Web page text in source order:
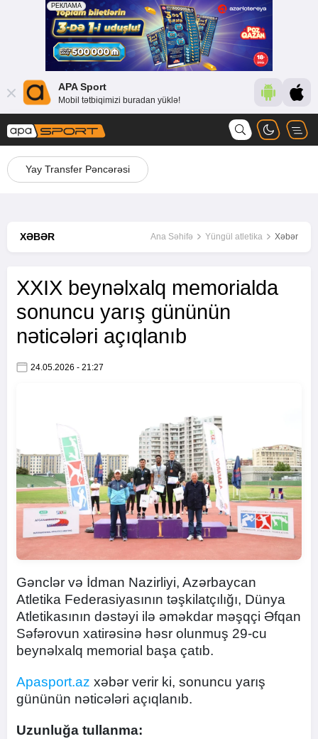
APA Sport
Mobil tətbiqimizi buradan yüklə!
Yay Transfer Pəncərəsi
XƏBƏR Ana Səhifə Yüngül atletika Xəbər
XXIX beynəlxalq memorialda
sonuncu yarış gününün
nəticələri açıqlanıb
24.05.2026 - 21:27
Gənclər və İdman Nazirliyi, Azərbaycan
Atletika Federasiyasının təşkilatçılığı, Dünya
Atletikasının dəstəyi ilə əməkdar məşqçi Əfqan
Səfərovun xatirəsinə həsr olunmuş 29-cu
beynəlxalq memorial başa çatıb.
Apasport.az xəbər verir ki, sonuncu yarış
gününün nəticələri açıqlanıb.
Uzunluğa tullanma: